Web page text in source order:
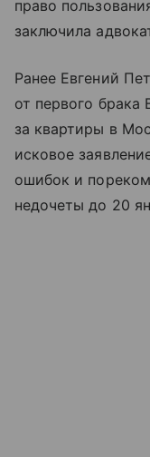
право
заключила
Ранее Евгений
от первого брака
за квартиры в
исковое
ошибок и
недочеты до 20